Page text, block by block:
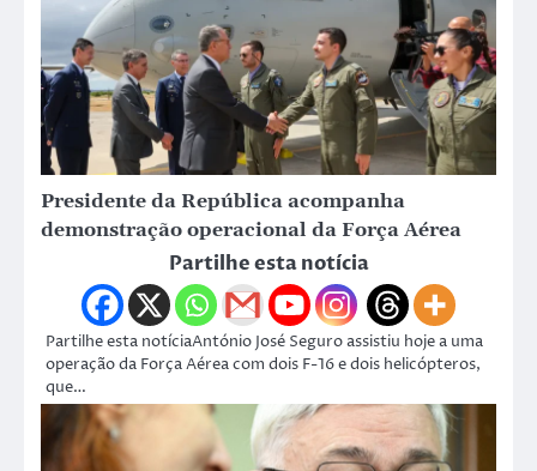
Presidente da República acompanha
demonstração operacional da Força Aérea
Partilhe esta notícia
Partilhe esta notíciaAntónio José Seguro assistiu hoje a uma
operação da Força Aérea com dois F-16 e dois helicópteros,
que…